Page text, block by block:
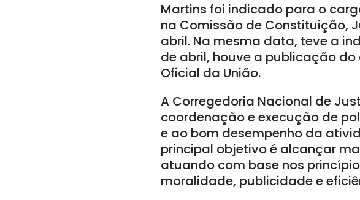
Martins foi indicado para o
na Comissão de Constituição,
abril. Na mesma data, teve a
de abril, houve a publicação
Oficial da União.
A Corregedoria Nacional de
coordenação e execução de
e ao bom desempenho da
principal objetivo é alcançar
atuando com base nos
moralidade, publicidade e